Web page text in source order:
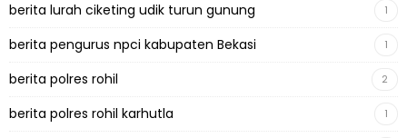
berita lurah ciketing udik turun gunung 1
berita pengurus npci kabupaten Bekasi 1
berita polres rohil 2
berita polres rohil karhutla 1